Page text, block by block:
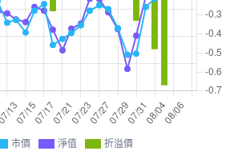
市價 淨值 折溢價